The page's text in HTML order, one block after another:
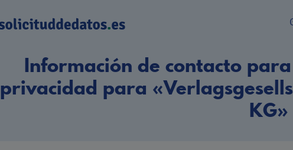
Información de contacto
privacidad para
KG»